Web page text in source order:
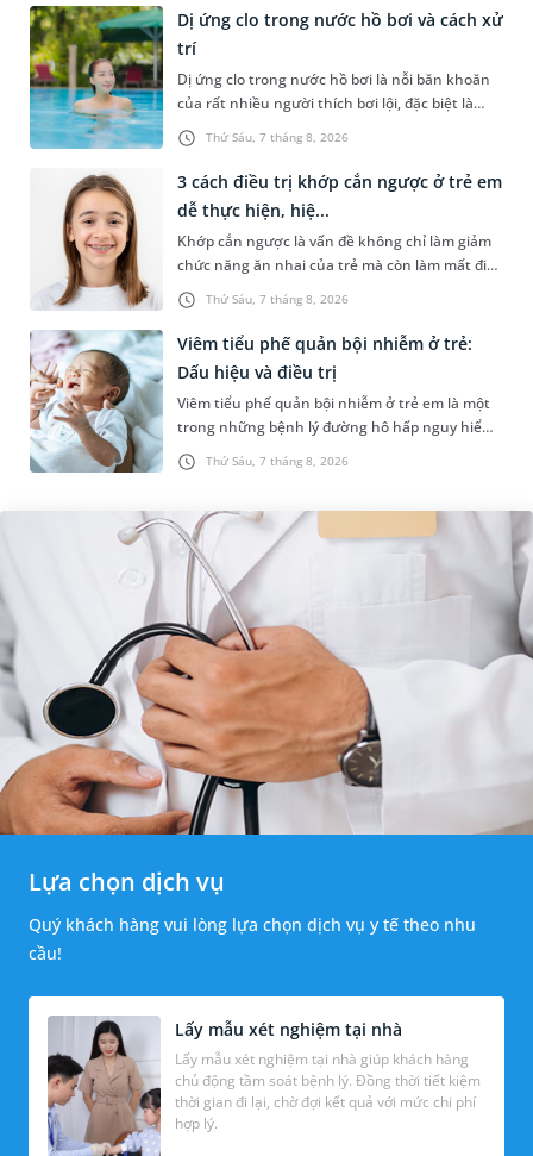
Thứ Sáu, 7 tháng 8, 2026
Dị ứng clo trong nước hồ bơi và cách xử
trí
Dị ứng clo trong nước hồ bơi là nỗi băn khoăn
của rất nhiều người thích bơi lội, đặc biệt là
những trường hợp thường xuyên bơi ở những
hồ bơi nhân tạo. Bài v...
Thứ Sáu, 7 tháng 8, 2026
3 cách điều trị khớp cắn ngược ở trẻ em
dễ thực hiện, hiệ...
Khớp cắn ngược là vấn đề không chỉ làm giảm
chức năng ăn nhai của trẻ mà còn làm mất đi
sự cân đối của khuôn mặt. Do đó, cần khắc
phục sớm tình trạng này để...
Thứ Sáu, 7 tháng 8, 2026
Viêm tiểu phế quản bội nhiễm ở trẻ:
Dấu hiệu và điều trị
Viêm tiểu phế quản bội nhiễm ở trẻ em là một
trong những bệnh lý đường hô hấp nguy hiểm,
thường bùng phát vào thời điểm giao mùa. Khi
những tổn thương ban đầ...
Lựa chọn dịch vụ
Quý khách hàng vui lòng lựa chọn dịch vụ y tế theo nhu
cầu!
Lấy mẫu xét nghiệm tại nhà
Lấy mẫu xét nghiệm tại nhà giúp khách hàng
chủ động tầm soát bệnh lý. Đồng thời tiết kiệm
thời gian đi lại, chờ đợi kết quả với mức chi phí
hợp lý.